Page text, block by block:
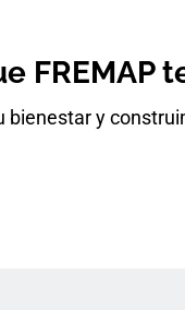
FREMAP
bienestar y